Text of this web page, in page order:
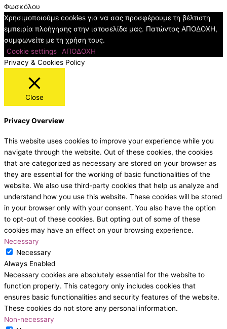
Φωσκόλου
Χρησιμοποιούμε cookies για να σας προσφέρουμε τη βέλτιστη
εμπειρία πλοήγησης στην ιστοσελίδα μας. Πατώντας ΑΠΟΔΟΧΗ,
συμφωνείτε με τη χρήση τους.
Cookie settings
ΑΠΟΔΟΧΗ
Privacy & Cookies Policy
Close
Privacy Overview
This website uses cookies to improve your experience while you
navigate through the website. Out of these cookies, the cookies
that are categorized as necessary are stored on your browser as
they are essential for the working of basic functionalities of the
website. We also use third-party cookies that help us analyze and
understand how you use this website. These cookies will be stored
in your browser only with your consent. You also have the option
to opt-out of these cookies. But opting out of some of these
cookies may have an effect on your browsing experience.
Necessary
Necessary
Always Enabled
Necessary cookies are absolutely essential for the website to
function properly. This category only includes cookies that
ensures basic functionalities and security features of the website.
These cookies do not store any personal information.
Non-necessary